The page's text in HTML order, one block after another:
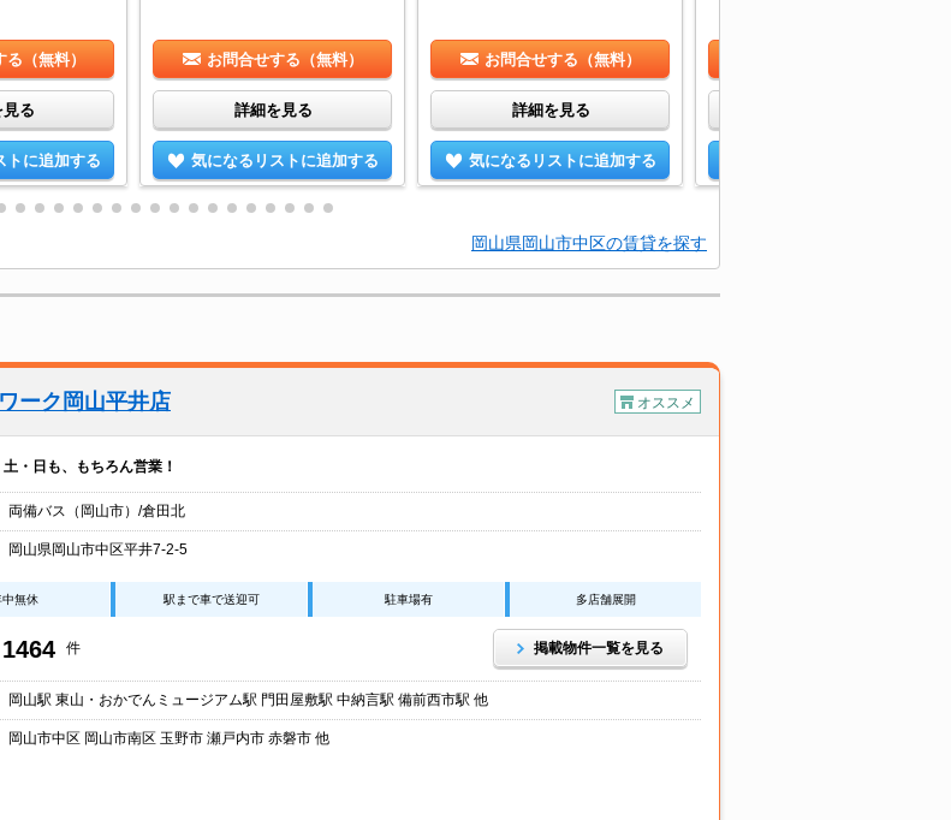
（無料）
る
トに追加する
お問合せする（無料）
詳細を見る
気になるリストに追加する
お問合せする（無料）
詳細を見る
気になるリストに追加する
岡山県岡山市中区の賃貸を探す
ーク岡山平井店 オススメ
・日も、もちろん営業！
両備バス（岡山市）/倉田北
岡山県岡山市中区平井7-2-5
中無休 駅まで車で送迎可 駐車場有 多店舗展開
1464 件 掲載物件一覧を見る
岡山駅 東山・おかでんミュージアム駅 門田屋敷駅 中納言駅 備前西市駅 他
岡山市中区 岡山市南区 玉野市 瀬戸内市 赤磐市 他